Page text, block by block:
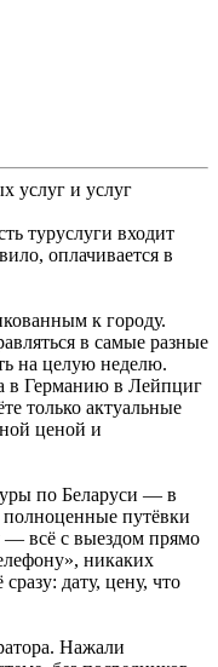
услуг и услуг
туруслуги входит
оплачивается в
к городу.
в самые разные
на целую неделю.
в Германию в Лейпциг
только актуальные
ценой и
по Беларуси — в
путёвки
— всё с выездом прямо
никаких
дату, цену, что
Нажали